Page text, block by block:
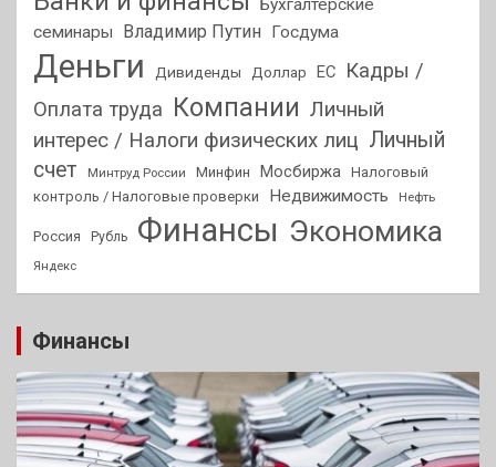
Бухгалтерские
семинары
Владимир Путин Госдума
Деньги Дивиденды Доллар ЕС
Кадры /
Оплата труда Компании Личный
интерес / Налоги физических лиц Личный
счет
Минтруд России Минфин Мосбиржа Налоговый
контроль / Налоговые проверки
Недвижимость Нефть
Россия Рубль Финансы Экономика
Яндекс
Финансы